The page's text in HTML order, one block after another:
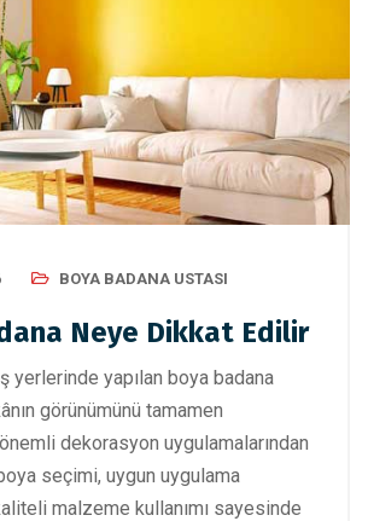
BOYA BADANA USTASI
Neye Dikkat Edilir
yerlerinde yapılan boya badana
görünümünü tamamen
dekorasyon uygulamalarından
seçimi, uygun uygulama
malzeme kullanımı sayesinde